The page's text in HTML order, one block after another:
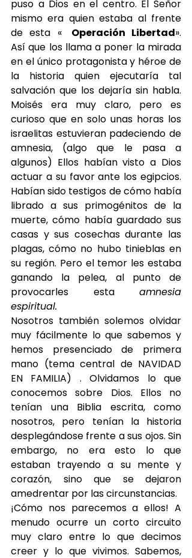
puso a Dios en el centro. El Señor
mismo era quien estaba al frente
de esta «[i] Operación Libertad».
Así que los llama a poner la mirada
en el único protagonista y héroe de
la historia quien ejecutaría tal
salvación que los dejaría sin habla.
Moisés era muy claro, pero es
curioso que en solo unas horas los
israelitas estuvieran padeciendo de
amnesia, (algo que le pasa a
algunos) Ellos habían visto a Dios
actuar a su favor ante los egipcios.
Habían sido testigos de cómo había
librado a sus primogénitos de la
muerte, cómo había guardado sus
casas y sus cosechas durante las
plagas, cómo no hubo tinieblas en
su región. Pero el temor les estaba
ganando la pelea, al punto de
provocarles esta amnesia
espiritual.
Nosotros también solemos olvidar
muy fácilmente lo que sabemos y
hemos presenciado de primera
mano (tema central de NAVIDAD
EN FAMILIA) . Olvidamos lo que
conocemos sobre Dios. Ellos no
tenían una Biblia escrita, como
nosotros, pero tenían la historia
desplegándose frente a sus ojos. Sin
embargo, no era esto lo que
estaban trayendo a su mente y
corazón, sino que se dejaron
amedrentar por las circunstancias.
¡Cómo nos parecemos a ellos! A
menudo ocurre un corto circuito
muy claro entre lo que decimos